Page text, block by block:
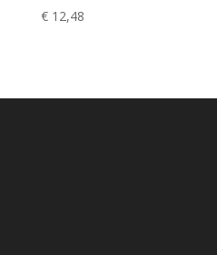
€12,48